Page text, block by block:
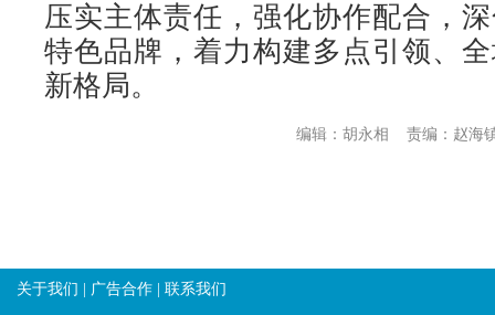
压实主体责任，强化协作配合，
特色品牌，着力构建多点引领、
新格局。
责编：赵海
编辑：胡永相
关于我们 广告合作 联系我们